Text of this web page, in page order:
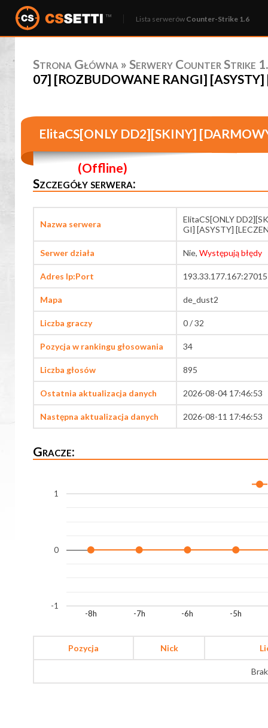
Lista serwerów Counter-Strike 1.6
Strona Główna » Serwery Counter Strike
07] [ROZBUDOWANE RANGI] [ASYSTY]
ElitaCS[ONLY DD2][SKINY]
(Offline)
Szczegóły serwera:
Nazwa serwera
ElitaCS[ONLY
GI] [ASYSTY]
Serwer działa Nie, Występują błędy
Adres Ip:Port 193.33.177.167:27015
Mapa de_dust2
Liczba graczy 0 / 32
Pozycja w rankingu głosowania 34
Liczba głosów 895
Ostatnia aktualizacja danych 2026-08-04 17:46:53
Następna aktualizacja danych 2026-08-11 17:46:53
Gracze:
-8h -7h -6h -5h
-1
0
1
Pozycja Nick